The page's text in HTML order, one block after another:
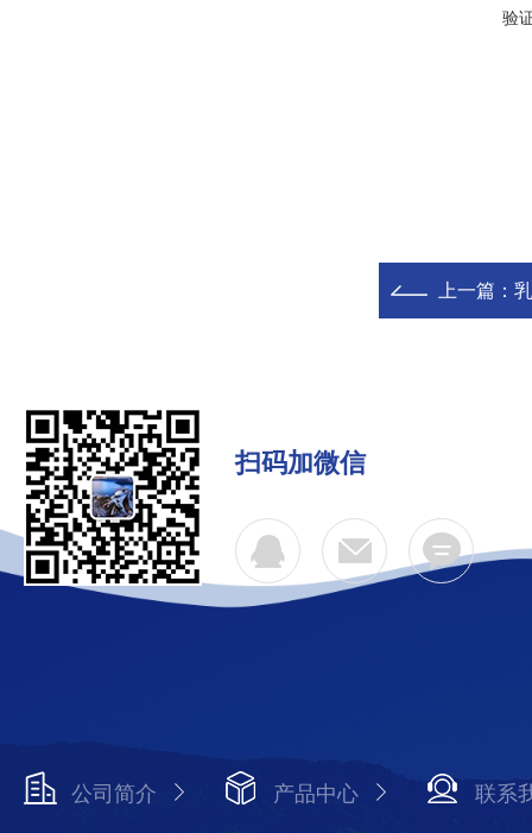
验
上一篇：
扫码加微信
公司简介 产品中心 联系